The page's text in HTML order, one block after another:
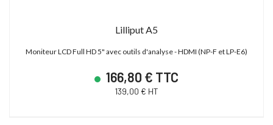
Lilliput A5
Moniteur LCD Full HD 5" avec outils d'analyse - HDMI (NP-F et LP-E6)
166,80 € TTC
139,00 € HT